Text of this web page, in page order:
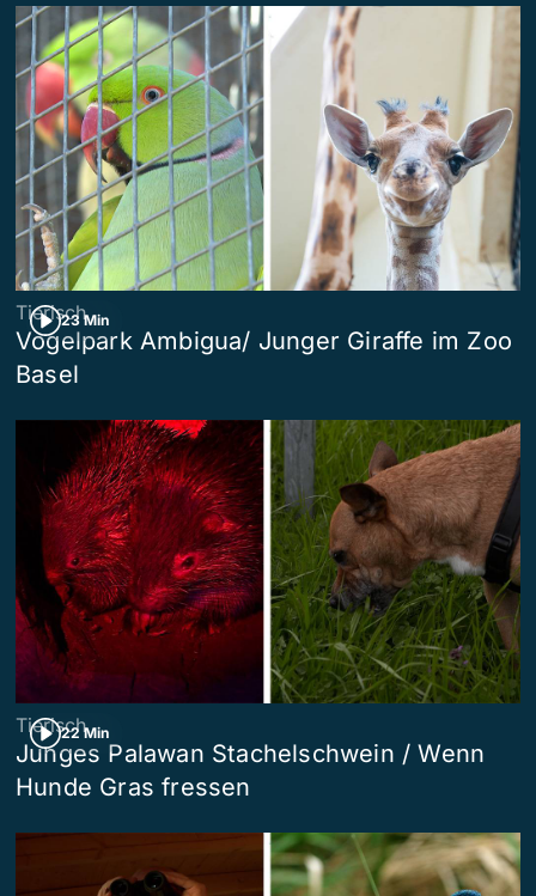
23 Min
Tierisch
Vogelpark Ambigua/ Junger Giraffe im Zoo
Basel
22 Min
Tierisch
Junges Palawan Stachelschwein / Wenn
Hunde Gras fressen